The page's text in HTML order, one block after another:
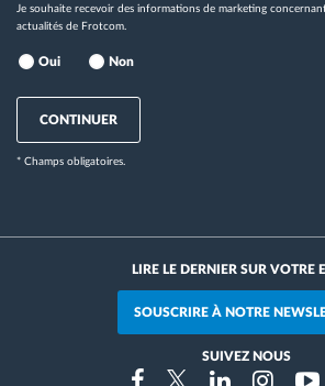
Je souhaite recevoir des informations de marketing
actualités de Frotcom.
Oui Non
CONTINUER
* Champs obligatoires.
LIRE LE DERNIER SUR VOTRE
SOUSCRIRE À NOTRE
SUIVEZ NOUS